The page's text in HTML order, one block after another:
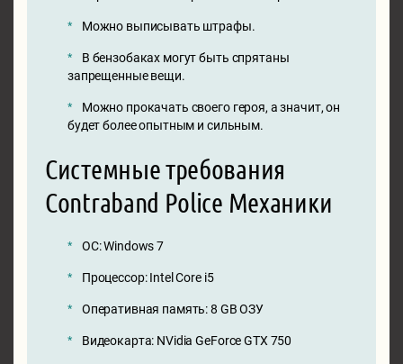
Можно выписывать штрафы.
В бензобаках могут быть спрятаны
запрещенные вещи.
Можно прокачать своего героя, а значит, он
будет более опытным и сильным.
Системные требования
Contraband Police Механики
ОС: Windows 7
Процессор: Intel Core i5
Оперативная память: 8 GB ОЗУ
Видеокарта: NVidia GeForce GTX 750